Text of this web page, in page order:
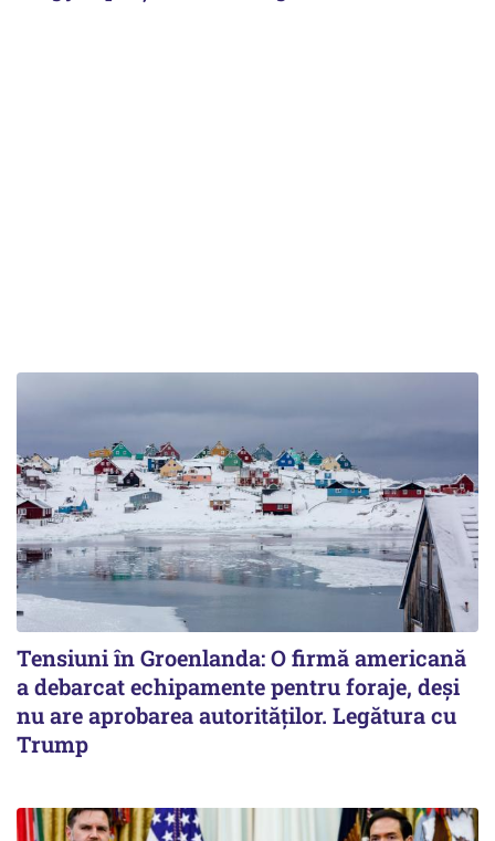
Tensiuni în Groenlanda: O firmă americană
a debarcat echipamente pentru foraje, deși
nu are aprobarea autorităților. Legătura cu
Trump